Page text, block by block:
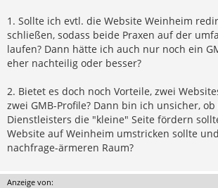
1. Sollte ich evtl. die Website Weinheim
schließen, sodass beide Praxen auf der
laufen? Dann hätte ich auch nur noch ein
eher nachteilig oder besser?
2. Bietet es doch noch Vorteile, zwei
zwei GMB-Profile? Dann bin ich unsicher,
Dienstleisters die "kleine" Seite fördern
Website auf Weinheim umstricken sollte
nachfrage-ärmeren Raum?
Anzeige von: